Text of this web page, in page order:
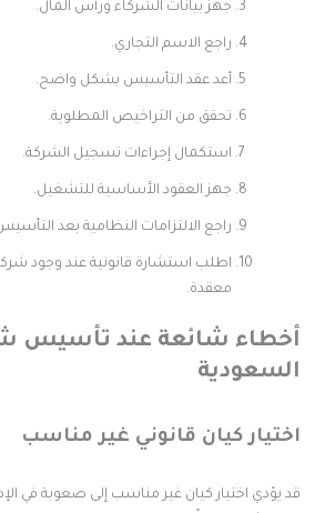
جهز بيانات الشركاء ورأس المال.
راجع الاسم التجاري.
أعد عقد التأسيس بشكل واضح.
تحقق من التراخيص المطلوبة.
استكمال إجراءات تسجيل الشركة.
جهز العقود الأساسية للتشغيل.
راجع الالتزامات النظامية بعد التأسيس.
اطلب استشارة قانونية عند وجود شركاء
معقدة.
شائعة عند تأسيس
كيان قانوني غير مناسب
يؤدي اختيار كيان غير مناسب إلى صعوبة في الإدارة